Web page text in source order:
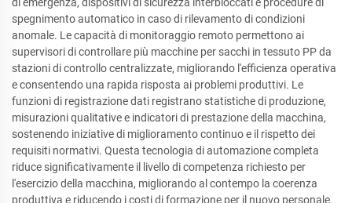
spegnimento automatico in caso di rilevamento di condizioni
anomale. Le capacità di monitoraggio remoto permettono ai
supervisori di controllare più macchine per sacchi in tessuto PP da
stazioni di controllo centralizzate, migliorando l'efficienza operativa
e consentendo una rapida risposta ai problemi produttivi. Le
funzioni di registrazione dati registrano statistiche di produzione,
misurazioni qualitative e indicatori di prestazione della macchina,
sostenendo iniziative di miglioramento continuo e il rispetto dei
requisiti normativi. Questa tecnologia di automazione completa
riduce significativamente il livello di competenza richiesto per
l'esercizio della macchina, migliorando al contempo la coerenza
produttiva e riducendo i costi di formazione per il nuovo personale.